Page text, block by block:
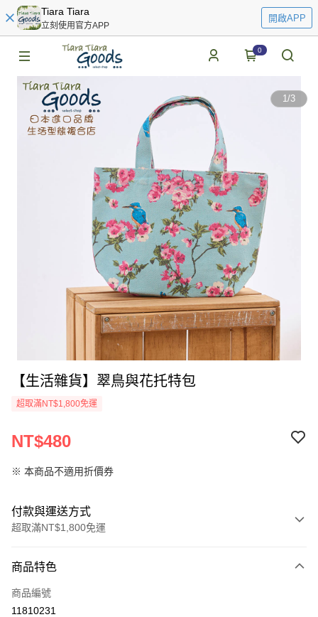
Tiara Tiara
立刻使用官方APP
開啟APP
0
1/3
【生活雜貨】翠鳥與花托特包
超取滿NT$1,800免運
NT$480
※ 本商品不適用折價券
付款與運送方式
超取滿NT$1,800免運
信用卡一次付款
超商取貨付款
商品特色
商品編號
11810231